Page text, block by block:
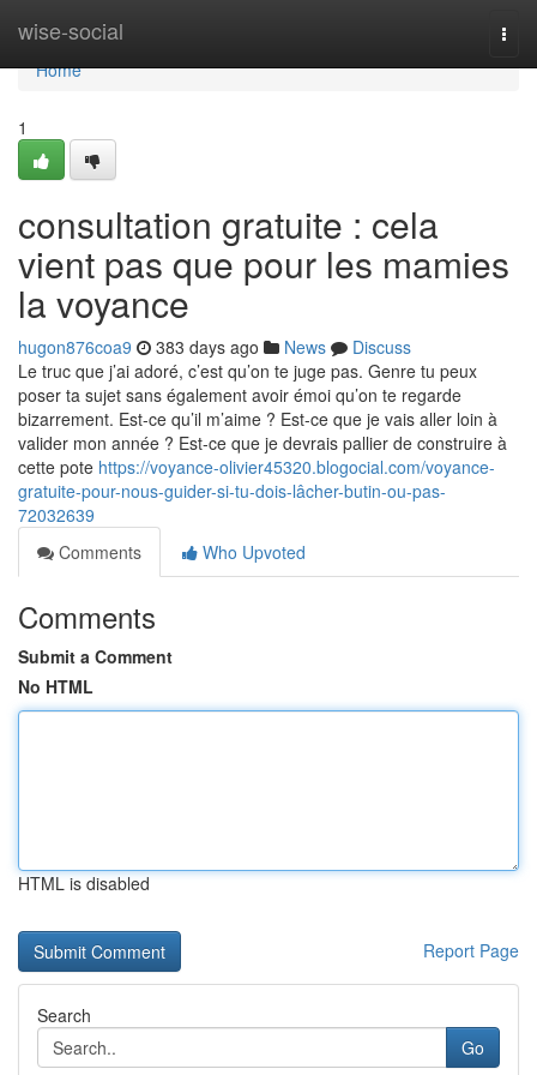
wise-social
Home
Home
1
consultation gratuite : cela
vient pas que pour les mamies
la voyance
hugon876coa9 383 days ago News
Discuss
Le truc que j’ai adoré, c’est qu’on te juge pas. Genre tu peux
poser ta sujet sans également avoir émoi qu’on te regarde
bizarrement. Est-ce qu’il m’aime ? Est-ce que je vais aller loin à
valider mon année ? Est-ce que je devrais pallier de construire à
cette pote https://voyance-olivier45320.blogocial.com/voyance-
gratuite-pour-nous-guider-si-tu-dois-lâcher-butin-ou-pas-
72032639
Comments
Who Upvoted
Comments
Submit a Comment
No HTML
HTML is disabled
Report Page
Search
Go